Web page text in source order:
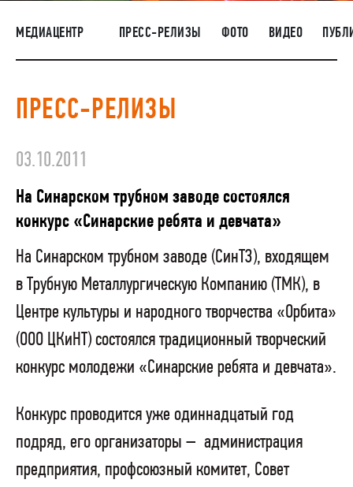
НАШИ ЛЮДИ
ОКРУЖАЮЩАЯ СРЕДА
РАСКРЫТИЕ ИНФОРМАЦИИ
ЗАКУПКИ
МЕДИАЦЕНТР ПРЕСС-РЕЛИЗЫ ФОТО ВИДЕО
ПРЕСС-РЕЛИЗЫ
03.10.2011
На Синарском трубном заводе состоялся
конкурс «Синарские ребята и девчата»
На Синарском трубном заводе (СинТЗ), входящем
в Трубную Металлургическую Компанию (ТМК), в
Центре культуры и народного творчества «Орбита»
(ООО ЦКиНТ) состоялся традиционный творческий
конкурс молодежи «Синарские ребята и девчата».
Конкурс проводится уже одиннадцатый год
подряд, его организаторы – администрация
предприятия, профсоюзный комитет, Совет